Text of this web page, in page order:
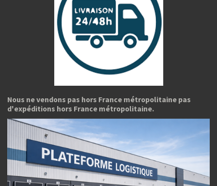
Nous ne vendons pas hors France métropolitaine pas
d'expéditions hors France métropolitaine.